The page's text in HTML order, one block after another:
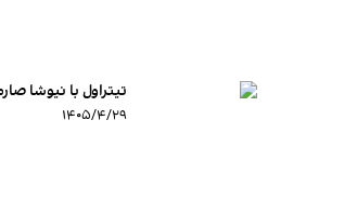
تیتراول با نیوشا
۱۴۰۵/۴/۲۹